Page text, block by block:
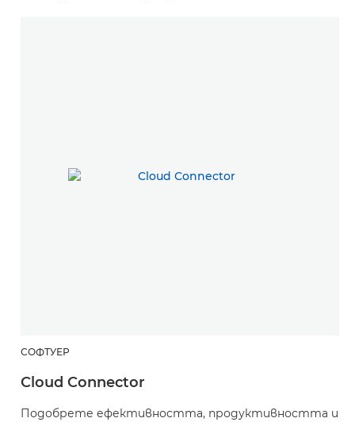
СОФТУЕР
Cloud Connector
Подобрете ефективността, продуктивността и